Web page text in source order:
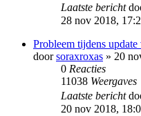
Laatste bericht
28 nov 2018,
Probleem tijdens
doorsoraxroxas » 20
0 Reacties
11038 Weergaves
Laatste bericht
20 nov 2018,